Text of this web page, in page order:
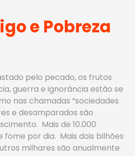
e Pobreza
pelo pecado, os frutos
guerra e ignorância estão se
nas chamadas “sociedades
e desamparados são
Mais de 10.000
fome por dia. Mais dois bilhões
milhares são anualmente